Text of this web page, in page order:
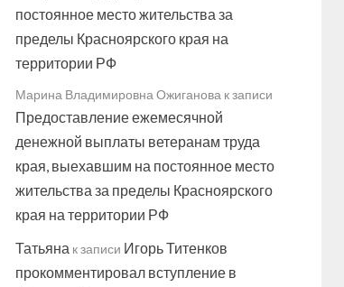
постоянное место жительства за
пределы Красноярского края на
территории РФ
Марина Владимировна Ожигановак записи
Предоставление ежемесячной
денежной выплаты ветеранам труда
края, выехавшим на постоянное место
жительства за пределы Красноярского
края на территории РФ
Татьянак записи Игорь Титенков
прокомментировал вступление в